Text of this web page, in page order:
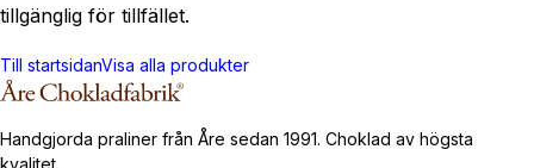
tillgänglig för tillfället.
Till startsidanVisa alla produkter
Handgjorda praliner från Åre sedan 1991. Choklad av högsta